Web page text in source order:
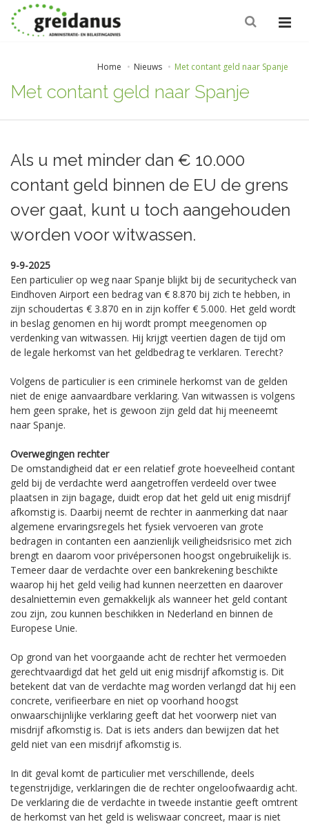
Home Nieuws Met contant geld naar Spanje
Met contant geld naar Spanje
Als u met minder dan € 10.000
contant geld binnen de EU de grens
over gaat, kunt u toch aangehouden
worden voor witwassen.
9-9-2025
Een particulier op weg naar Spanje blijkt bij de securitycheck van
Eindhoven Airport een bedrag van € 8.870 bij zich te hebben, in
zijn schoudertas € 3.870 en in zijn koffer € 5.000. Het geld wordt
in beslag genomen en hij wordt prompt meegenomen op
verdenking van witwassen. Hij krijgt veertien dagen de tijd om
de legale herkomst van het geldbedrag te verklaren. Terecht?
Volgens de particulier is een criminele herkomst van de gelden
niet de enige aanvaardbare verklaring. Van witwassen is volgens
hem geen sprake, het is gewoon zijn geld dat hij meeneemt
naar Spanje.
Overwegingen rechter
De omstandigheid dat er een relatief grote hoeveelheid contant
geld bij de verdachte werd aangetroffen verdeeld over twee
plaatsen in zijn bagage, duidt erop dat het geld uit enig misdrijf
afkomstig is. Daarbij neemt de rechter in aanmerking dat naar
algemene ervaringsregels het fysiek vervoeren van grote
bedragen in contanten een aanzienlijk veiligheidsrisico met zich
brengt en daarom voor privépersonen hoogst ongebruikelijk is.
Temeer daar de verdachte over een bankrekening beschikte
waarop hij het geld veilig had kunnen neerzetten en daarover
desalniettemin even gemakkelijk als wanneer het geld contant
zou zijn, zou kunnen beschikken in Nederland en binnen de
Europese Unie.
Op grond van het voorgaande acht de rechter het vermoeden
gerechtvaardigd dat het geld uit enig misdrijf afkomstig is. Dit
betekent dat van de verdachte mag worden verlangd dat hij een
concrete, verifieerbare en niet op voorhand hoogst
onwaarschijnlijke verklaring geeft dat het voorwerp niet van
misdrijf afkomstig is. Dat is iets anders dan bewijzen dat het
geld niet van een misdrijf afkomstig is.
In dit geval komt de particulier met verschillende, deels
tegenstrijdige, verklaringen die de rechter ongeloofwaardig acht.
De verklaring die de verdachte in tweede instantie geeft omtrent
de herkomst van het geld is weliswaar concreet, maar is niet